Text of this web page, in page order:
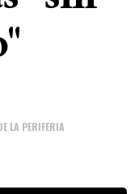
LA PERIFERIA